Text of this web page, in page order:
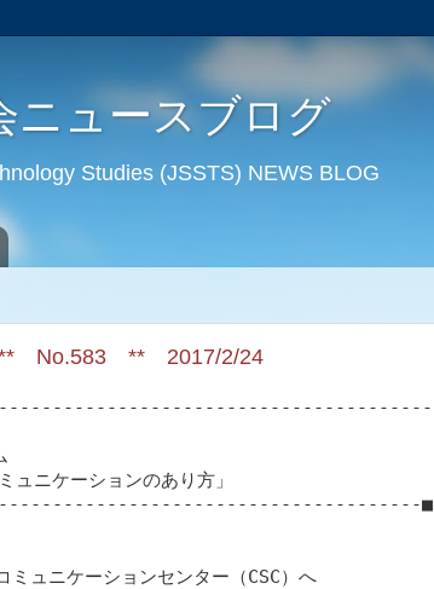
ニュースブログ
Studies (JSSTS) NEWS BLOG
** No.583 ** 2017/2/24
ニケーションのあり方」
■
ュニケーションセンター（CSC）へ